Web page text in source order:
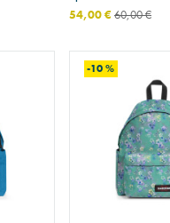
54,00 €60,00 €
-10 %